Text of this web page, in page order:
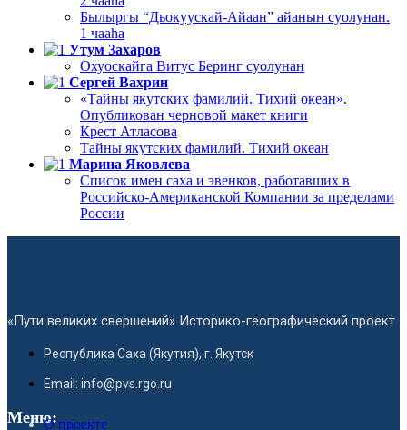
Былыргы “Дьокуускай-Айаан” айанын суолунан.
1 чааһа
Утум Захаров
Охуоскайга Витус Беринг суолунан
Сергей Вахрин
«Тайны якутских фамилий. Тихий океан».
Опубликован черновой макет книги
Крест Атласова
Тайны якутских фамилий. Тихий океан
Марина Яковлева
Список имен саха и эвенков, работавших в
Российско-Американской Компании за пределами
России
«Пути великих свершений» Историко-географический проект
Республика Саха (Якутия), г. Якутск
Email: info@pvs.rgo.ru
Меню:О проекте